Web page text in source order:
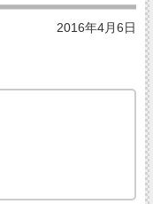
2016年4月6日